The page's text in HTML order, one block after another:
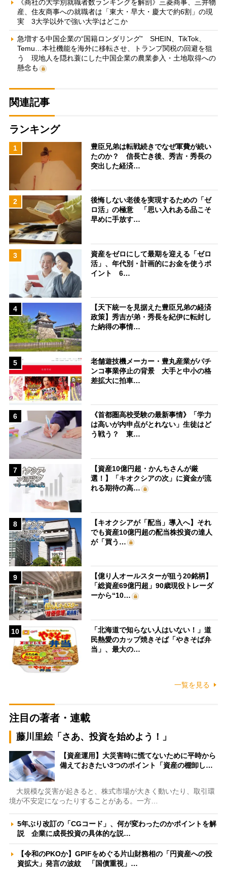
《商社の大学別就職者数ランキングを解剖》三菱商事、三井物
産、住友商事への就職者は「東大・早大・慶大で約6割」の現
実 3大学以外で強い大学はどこか
急増する中国企業の“国籍ロンダリング” SHEIN、TikTok、
Temu…本社機能を海外に移転させ、トランプ関税の回避を狙
う 現地人を隠れ蓑にした中国企業の農業参入・土地取得への
懸念も
関連記事
ランキング
1
豊臣兄弟は転戦続きでなぜ軍費が続い
たのか？ 信長亡き後、秀吉・秀長の
突出した経済…
2
後悔しない老後を実現するための「ゼ
ロ活」の極意 「思い入れある品こそ
早めに手放す…
3
資産をゼロにして最期を迎える「ゼロ
活」、年代別・計画的にお金を使うポ
イント 6…
4
【天下統一を見据えた豊臣兄弟の経済
政策】秀吉が弟・秀長を紀伊に転封し
た納得の事情…
5
老舗遊技機メーカー・豊丸産業がパチ
ンコ事業停止の背景 大手と中小の格
差拡大に拍車…
6
《首都圏高校受験の最新事情》「学力
は高いが内申点がとれない」生徒はど
う戦う？ 東…
7
【資産10億円超・かんちさんが厳
選！】「キオクシアの次」に資金が流
れる期待の高…
8
【キオクシアが「配当」導入へ】それ
でも資産10億円超の配当株投資の達人
が「買う…
9
【億り人オールスターが狙う20銘柄】
「総資産69億円超」90歳現役トレーダ
ーから“10…
10
「北海道で知らない人はいない！」道
民熱愛のカップ焼きそば「やきそば弁
当」、最大の…
一覧を見る
注目の著者・連載
藤川里絵「さあ、投資を始めよう！」
【資産運用】大災害時に慌てないために平時から
備えておきたい3つのポイント「資産の棚卸し…
大規模な災害が起きると、株式市場が大きく動いたり、取引環
境が不安定になったりすることがある。一方…
5年ぶり改訂の「CGコード」、何が変わったのかポイントを解
説 企業に成長投資の具体的な説…
【令和のPKOか】GPIFをめぐる片山財務相の「円資産への投
資拡大」発言の波紋 「国債重視」…